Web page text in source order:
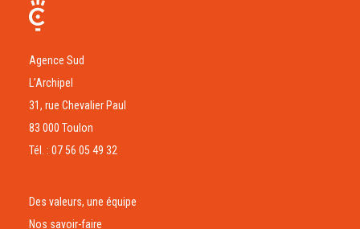
Agence Sud
L’Archipel
31, rue Chevalier Paul
83 000 Toulon
Tél. : 07 56 05 49 32
Des valeurs, une équipe
Nos savoir-faire